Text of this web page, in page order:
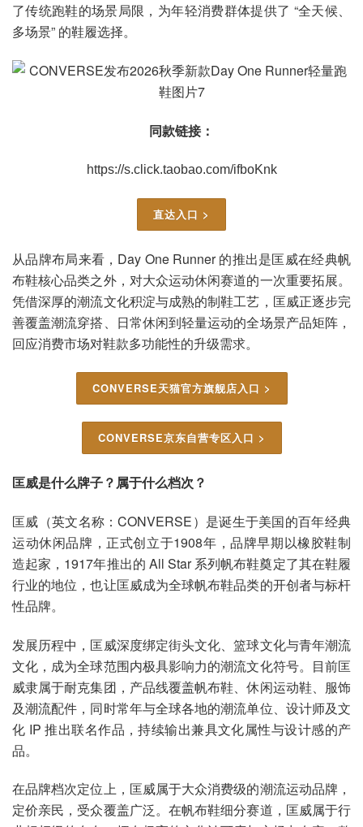
了传统跑鞋的场景局限，为年轻消费群体提供了 “全天候、
多场景” 的鞋履选择。
同款链接：
https://s.click.taobao.com/ifboKnk
直达入口 >
从品牌布局来看，Day One Runner 的推出是匡威在经典帆
布鞋核心品类之外，对大众运动休闲赛道的一次重要拓展。
凭借深厚的潮流文化积淀与成熟的制鞋工艺，匡威正逐步完
善覆盖潮流穿搭、日常休闲到轻量运动的全场景产品矩阵，
回应消费市场对鞋款多功能性的升级需求。
CONVERSE天猫官方旗舰店入口 >
CONVERSE京东自营专区入口 >
匡威是什么牌子？属于什么档次？
匡威（英文名称：CONVERSE）是诞生于美国的百年经典
运动休闲品牌，正式创立于1908年，品牌早期以橡胶鞋制
造起家，1917年推出的 All Star 系列帆布鞋奠定了其在鞋履
行业的地位，也让匡威成为全球帆布鞋品类的开创者与标杆
性品牌。
发展历程中，匡威深度绑定街头文化、篮球文化与青年潮流
文化，成为全球范围内极具影响力的潮流文化符号。目前匡
威隶属于耐克集团，产品线覆盖帆布鞋、休闲运动鞋、服饰
及潮流配件，同时常年与全球各地的潮流单位、设计师及文
化 IP 推出联名作品，持续输出兼具文化属性与设计感的产
品。
在品牌档次定位上，匡威属于大众消费级的潮流运动品牌，
定价亲民，受众覆盖广泛。在帆布鞋细分赛道，匡威属于行